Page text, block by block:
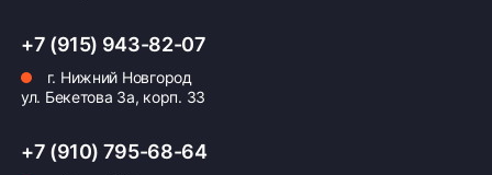
+7 (915) 943-82-07
г. Нижний Новгород
ул. Бекетова 3а, корп. 33
+7 (910) 795-68-64